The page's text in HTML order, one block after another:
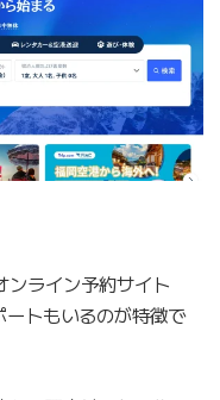
ンライン予約サイト
トもいるのが特徴で